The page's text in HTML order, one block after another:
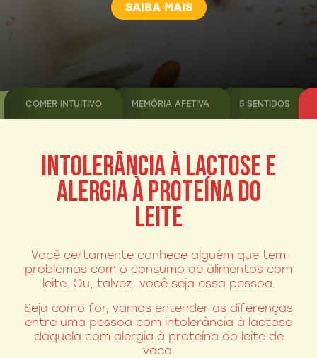
SAIBA MAIS
COMER INTUITIVO MEMÓRIA AFETIVA 5 SENTIDOS
INTOLERÂNCIA À LACTOSE E
ALERGIA À PROTEÍNA DO
LEITE
Você certamente conhece alguém que tem
problemas com o consumo de alimentos com
leite. Ou, talvez, você seja essa pessoa.
Seja como for, vamos entender as diferenças
entre uma pessoa com intolerância à lactose
daquela com alergia à proteína do leite de
vaca.